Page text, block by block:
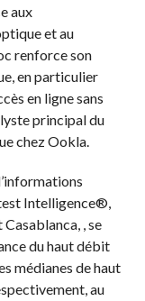
aux
et au
renforce son
en particulier
en ligne sans
principal du
chez Ookla.
Intelligence®,
, se
du haut débit
médianes de haut
au